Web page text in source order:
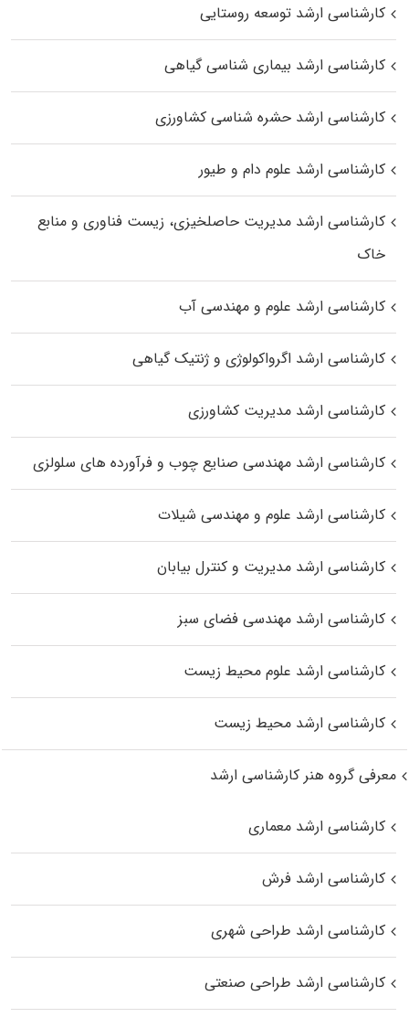
کارشناسی ارشد توسعه روستایی
کارشناسی ارشد بیماری‌ شناسی گیاهی
کارشناسی ارشد حشره‌ شناسی کشاورزی
کارشناسی ارشد علوم دام و طیور
کارشناسی ارشد مدیریت حاصلخیزی، زیست فناوری و منابع
خاک
کارشناسی ارشد علوم و مهندسی آب
کارشناسی ارشد اگرواکولوژی و ژنتیک گیاهی
کارشناسی ارشد مدیریت کشاورزی
کارشناسی ارشد مهندسی صنایع چوب و فرآورده‌ های سلولزی
کارشناسی ارشد علوم و مهندسی شیلات
کارشناسی ارشد مدیریت و کنترل بیابان
کارشناسی ارشد مهندسی فضای سبز
کارشناسی ارشد علوم محیط‌ زیست
کارشناسی ارشد محیط زیست
معرفی گروه هنر کارشناسی ارشد
کارشناسی ارشد معماری
کارشناسی ارشد فرش
کارشناسی ارشد طراحی شهری
کارشناسی ارشد طراحی صنعتی